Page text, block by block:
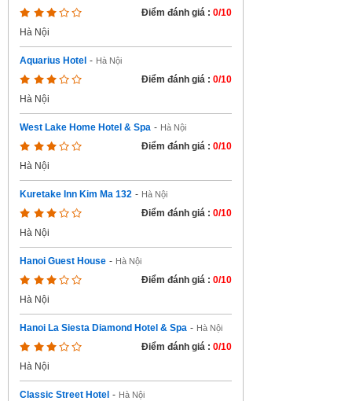
Điểm đánh giá : 0/10
Hà Nội
Aquarius Hotel - Hà Nội
Điểm đánh giá : 0/10
Hà Nội
West Lake Home Hotel & Spa - Hà Nội
Điểm đánh giá : 0/10
Hà Nội
Kuretake Inn Kim Ma 132 - Hà Nội
Điểm đánh giá : 0/10
Hà Nội
Hanoi Guest House - Hà Nội
Điểm đánh giá : 0/10
Hà Nội
Hanoi La Siesta Diamond Hotel & Spa - Hà Nội
Điểm đánh giá : 0/10
Hà Nội
Classic Street Hotel - Hà Nội